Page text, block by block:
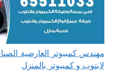
لابتوب و كمبيوتر بالمنزل